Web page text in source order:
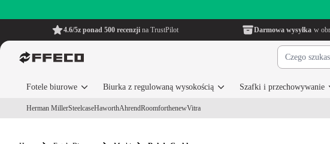
4.6/5z ponad 500 recenzji na TrustPilot Darmowa wysyłka w
Fotele biurowe Biurka z regulowaną wysokością Szafki i przechowywanie
Herman MillerSteelcaseHaworthAhrendRoomforthenewVitra